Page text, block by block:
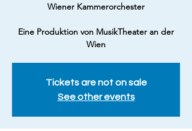
Wiener Kammerorchester
Eine Produktion von MusikTheater an der
Wien
Tickets are not on sale
See other events